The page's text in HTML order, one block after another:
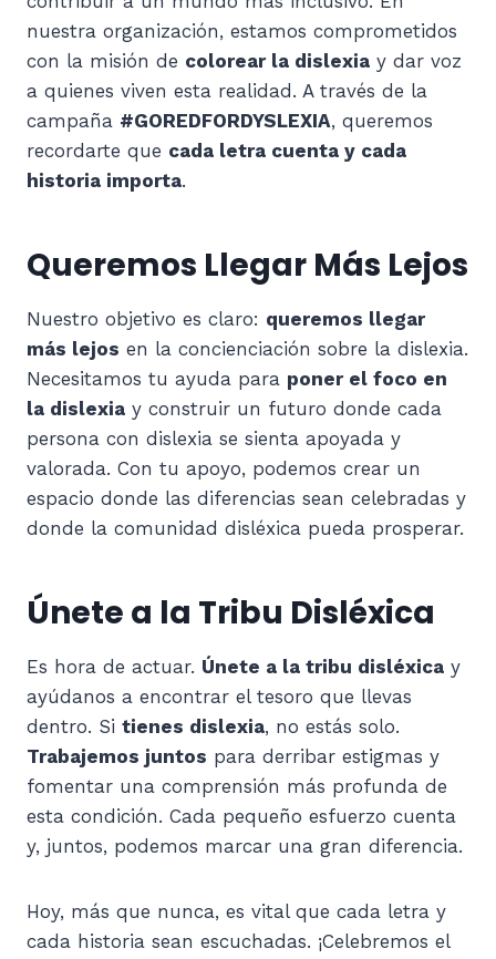
nuestra organización, estamos comprometidos
con la misión de colorear la dislexia y dar voz
a quienes viven esta realidad. A través de la
campaña #GOREDFORDYSLEXIA, queremos
recordarte que cada letra cuenta y cada
historia importa.
Queremos Llegar Más Lejos
Nuestro objetivo es claro: queremos llegar
más lejos en la concienciación sobre la dislexia.
Necesitamos tu ayuda para poner el foco en
la dislexia y construir un futuro donde cada
persona con dislexia se sienta apoyada y
valorada. Con tu apoyo, podemos crear un
espacio donde las diferencias sean celebradas y
donde la comunidad disléxica pueda prosperar.
Únete a la Tribu Disléxica
Es hora de actuar. Únete a la tribu disléxica y
ayúdanos a encontrar el tesoro que llevas
dentro. Si tienes dislexia, no estás solo.
Trabajemos juntos para derribar estigmas y
fomentar una comprensión más profunda de
esta condición. Cada pequeño esfuerzo cuenta
y, juntos, podemos marcar una gran diferencia.
Hoy, más que nunca, es vital que cada letra y
cada historia sean escuchadas. ¡Celebremos el